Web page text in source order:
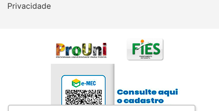
Privacidade